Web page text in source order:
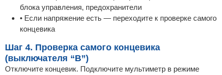
блока управления, предохранители
• Если напряжение есть — переходите к проверке самого
концевика
Шаг 4. Проверка самого концевика
(выключателя “B”)
Отключите концевик. Подключите мультиметр в режиме